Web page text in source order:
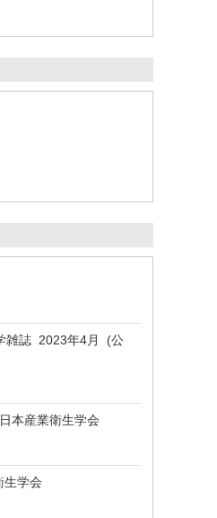
雑誌 2023年4月 (公
本産業衛生学会
学会